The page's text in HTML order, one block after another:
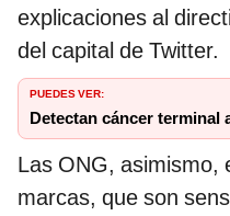
explicaciones al
del capital de Twitter.
PUEDES VER:
Detectan cáncer terminal
Las ONG, asimismo,
marcas, que son